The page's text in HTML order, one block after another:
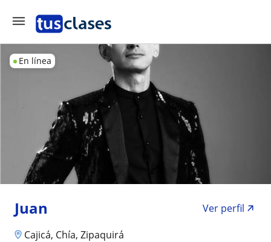
En línea
Juan
Ver perfil
Cajicá, Chía, Zipaquirá